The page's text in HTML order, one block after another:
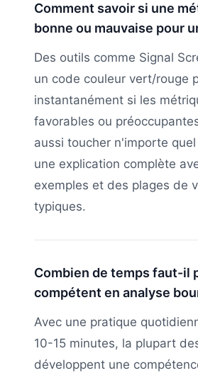
Comment savoir si une
bonne ou mauvaise pour
Des outils comme Signal
un code couleur vert/rouge
instantanément si les
favorables ou
aussi toucher n'importe
une explication complète
exemples et des plages de
typiques.
Combien de temps faut-il
compétent en analyse
Avec une pratique
10-15 minutes, la plupart
développent une